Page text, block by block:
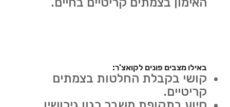
באילו מצבים פונים לקואצ'ר:
קושי בקבלת החלטות בצמתים
קריטיים.